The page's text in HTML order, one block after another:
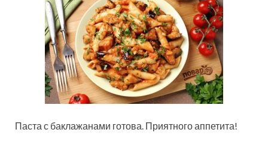
Паста с баклажанами готова. Приятного аппетита!